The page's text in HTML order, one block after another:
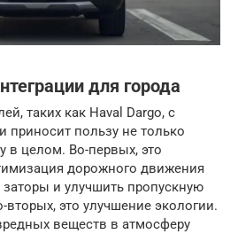
для города
таких как Haval Dargo, с
приносит пользу не только
в целом. Во-первых, это
дорожного движения
и улучшить пропускную
вторых, это улучшение экологии.
веществ в атмосферу